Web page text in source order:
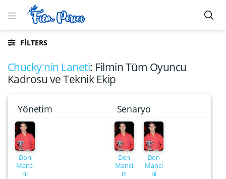
FILTERS
Chucky'nin Laneti: Filmin Tüm Oyuncu
Kadrosu ve Teknik Ekip
Yönetim
Don
Manci
ni
Senaryo
Don
Manci
ni
Don
Manci
ni